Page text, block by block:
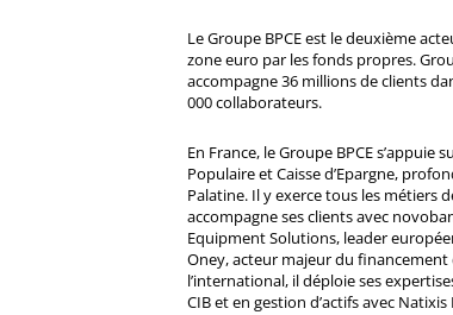
Le Groupe BPCE est le deuxième
zone euro par les fonds propres.
accompagne 36 millions de clients
000 collaborateurs.
En France, le Groupe BPCE
Populaire et Caisse d’Epargne,
Palatine. Il y exerce tous les métiers
accompagne ses clients avec
Equipment Solutions, leader
Oney, acteur majeur du
l’international, il déploie ses
CIB et en gestion d’actifs avec Natixis